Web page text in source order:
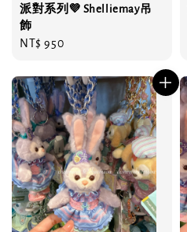
派對系列💜 Shelliemay吊
飾
Regular
NT$ 950